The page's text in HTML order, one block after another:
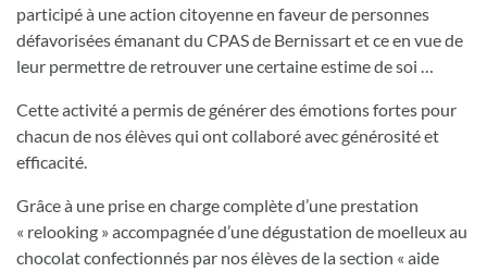
participé à une action citoyenne en faveur de personnes
défavorisées émanant du CPAS de Bernissart et ce en vue de
leur permettre de retrouver une certaine estime de soi …
Cette activité a permis de générer des émotions fortes pour
chacun de nos élèves qui ont collaboré avec générosité et
efficacité.
Grâce à une prise en charge complète d’une prestation
« relooking » accompagnée d’une dégustation de moelleux au
chocolat confectionnés par nos élèves de la section « aide